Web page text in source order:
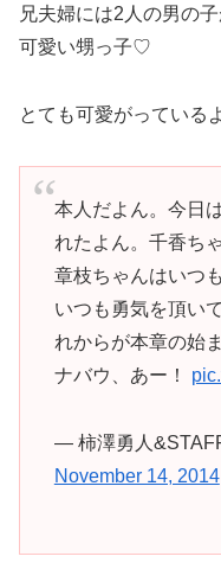
兄夫婦には2人の男の
可愛い甥っ子♡
とても可愛がっている
本人だよん。今日
れたよん。千香ち
章枝ちゃんはいつ
いつも勇気を頂い
れからが本章の始
ナバウ、あー！
— 柿澤勇人
November 14, 2014